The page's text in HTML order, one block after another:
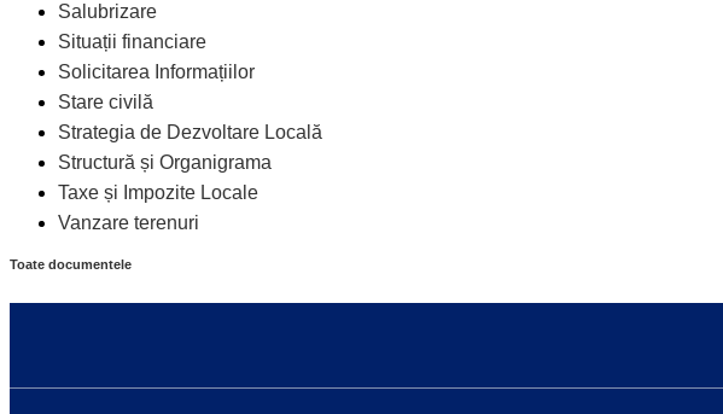
Salubrizare
Situații financiare
Solicitarea Informațiilor
Stare civilă
Strategia de Dezvoltare Locală
Structură și Organigrama
Taxe și Impozite Locale
Vanzare terenuri
Toate documentele